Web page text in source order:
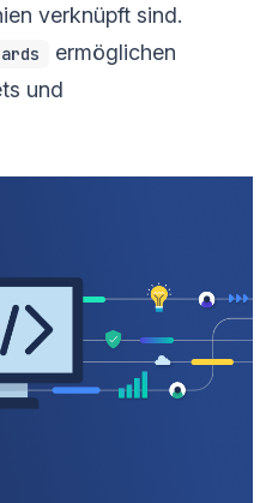
verknüpft sind.
ermöglichen
und